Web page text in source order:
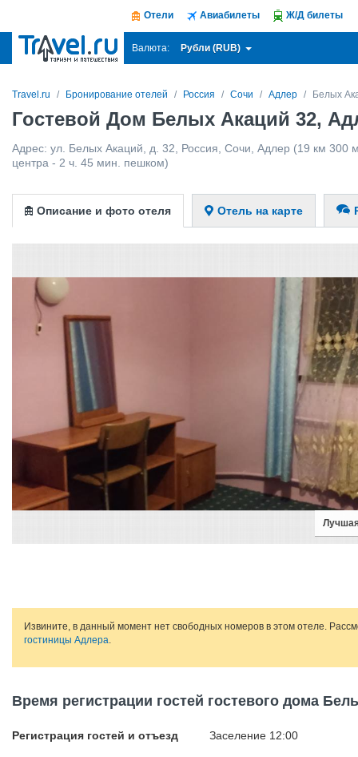
Отели Авиабилеты Ж/Д билеты
Валюта: Рубли (RUB)
Travel.ru Бронирование отелей Россия Сочи Адлер Белых
Гостевой Дом Белых Акаций 32,
Адрес: ул. Белых Акаций, д. 32 Россия Сочи Адлер (19 км 300
центра - 2 ч. 45 мин. пешком)
Описание и фото отеля Отель на карте
Извините, в данный момент нет свободных номеров в этом отеле.
гостиницы Адлера.
Время регистрации гостей гостевого дома
Регистрация гостей и отъезд Заселение 12:00